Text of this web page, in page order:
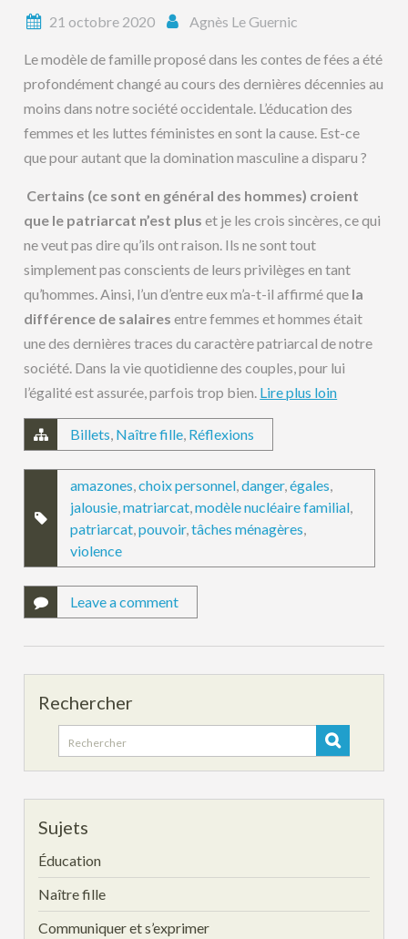
21 octobre 2020 Agnès Le Guernic
Le modèle de famille proposé dans les contes de fées a été
profondément changé au cours des dernières décennies au
moins dans notre société occidentale. L’éducation des
femmes et les luttes féministes en sont la cause. Est-ce
que pour autant que la domination masculine a disparu ?
Certains (ce sont en général des hommes) croient
que le patriarcat n’est plus et je les crois sincères, ce qui
ne veut pas dire qu’ils ont raison. Ils ne sont tout
simplement pas conscients de leurs privilèges en tant
qu’hommes. Ainsi, l’un d’entre eux m’a-t-il affirmé que la
différence de salaires entre femmes et hommes était
une des dernières traces du caractère patriarcal de notre
société. Dans la vie quotidienne des couples, pour lui
l’égalité est assurée, parfois trop bien. Lire plus loin
Billets, Naître fille, Réflexions
amazones,choix personnel,danger,égales,
jalousie,matriarcat,modèle nucléaire familial,
patriarcat,pouvoir,tâches ménagères,
violence
Leave a comment
Rechercher
Search
for:
Sujets
Éducation
Naître fille
Communiquer et s’exprimer